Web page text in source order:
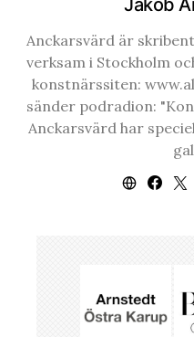
Anckarsvärd är
verksam i Stockholm
konstnärssiten:
sänder podradion:
Anckarsvärd har